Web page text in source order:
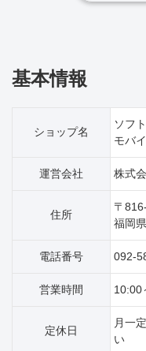
基本情報
ショップ名
ソフ
モバ
運営会社 株式
住所
〒
福岡
電話番号 092-
営業時間 10:00
定休日
月一
い